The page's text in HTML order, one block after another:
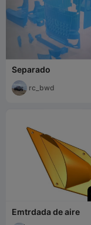
Separado
rc_bwd
Emtrdada de aire